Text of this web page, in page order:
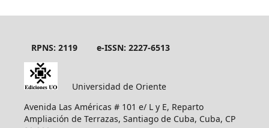
RPNS: 2119 e-ISSN: 2227-6513
Universidad de Oriente
Avenida Las Américas # 101 e/ L y E, Reparto
Ampliación de Terrazas, Santiago de Cuba, Cuba, CP